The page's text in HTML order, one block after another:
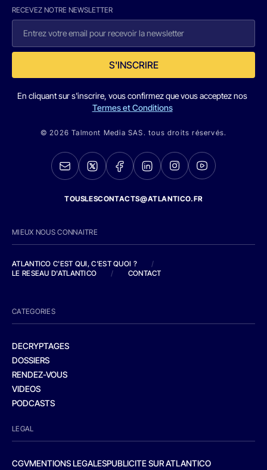
RECEVEZ NOTRE NEWSLETTER
S'INSCRIRE
En cliquant sur s'inscrire, vous confirmez que vous acceptez nos
Termes et Conditions
© 2026 Talmont Media SAS. tous droits réservés.
TOUSLESCONTACTS@ATLANTICO.FR
MIEUX NOUS CONNAITRE
ATLANTICO C'EST QUI, C'EST QUOI ?
/
LE RESEAU D'ATLANTICO
/ CONTACT
CATEGORIES
DECRYPTAGES
DOSSIERS
RENDEZ-VOUS
VIDEOS
PODCASTS
LEGAL
CGVMENTIONS LEGALESPUBLICITE SUR ATLANTICO